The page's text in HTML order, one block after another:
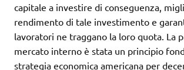
capitale a investire di conseguenza,
rendimento di tale investimento e
lavoratori ne traggano la loro quota. La
mercato interno è stata un principio
strategia economica americana per